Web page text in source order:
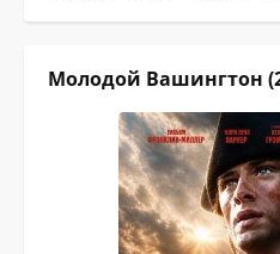
Молодой Вашингтон